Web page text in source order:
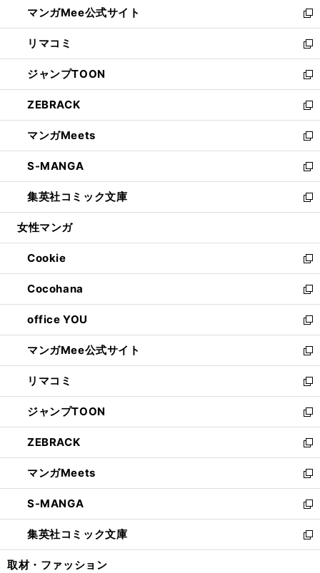
く
ド
ウ
で
開
く
ィ
ン
ド
ウ
で
開
く
い
ウ
ィ
ン
ド
ウ
で
開
く
マンガMee公式サイト
新
し
い
ウ
ィ
ン
ド
ウ
で
開
く
リマコミ
新
し
い
ウ
ィ
ン
ド
ウ
で
開
く
ジャンプTOON
新
し
い
ウ
ィ
ン
ド
ウ
で
開
ZEBRACK
新
し
い
ウ
ィ
ン
ド
ウ
開
く
マンガMeets
新
し
い
ウ
ィ
ン
ウ
で
開
く
S-MANGA
新
し
い
ウ
ン
ド
ウ
で
開
く
集英社コミック文庫
新
し
ウ
ィ
ン
ド
ウ
で
開
く
女性マンガ
Cookie
新
し
い
ウ
ィ
ン
ド
ウ
で
開
く
Cocohana
新
し
い
ウ
ィ
ン
ド
ウ
で
開
く
office YOU
新
し
い
ウ
ィ
ン
ド
ウ
で
開
く
マンガMee公式サイト
新
し
い
ウ
ィ
ン
ド
ウ
で
開
く
リマコミ
新
し
い
ウ
ィ
ン
ド
ウ
で
開
く
ジャンプTOON
新
し
い
ウ
ィ
ン
ド
ウ
で
開
ZEBRACK
新
し
い
ウ
ィ
ン
ド
ウ
マンガMeets
新
し
い
ウ
ィ
ン
S-MANGA
新
し
い
ウ
集英社コミック文庫
新
し
取材・ファッション